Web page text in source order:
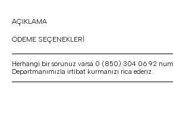
AÇIKLAMA
ÖDEME SEÇENEKLERİ
Herhangi bir sorunuz varsa 0 (850) 304 06 92
Departmanımızla irtibat kurmanızı rica ederiz.